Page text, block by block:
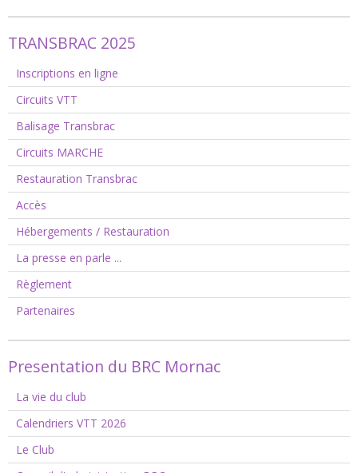
TRANSBRAC 2025
Inscriptions en ligne
Circuits VTT
Balisage Transbrac
Circuits MARCHE
Restauration Transbrac
Accès
Hébergements / Restauration
La presse en parle ...
Règlement
Partenaires
Presentation du BRC Mornac
La vie du club
Calendriers VTT 2026
Le Club